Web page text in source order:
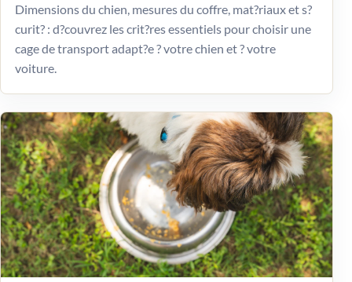
Dimensions du chien, mesures du coffre, mat?riaux et s?
curit? : d?couvrez les crit?res essentiels pour choisir une
cage de transport adapt?e ? votre chien et ? votre
voiture.